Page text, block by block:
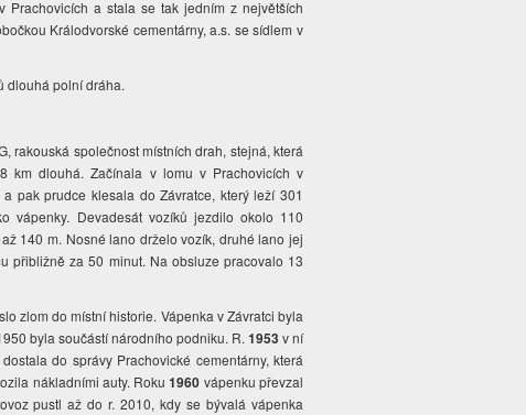
a stala se tak jedním z největších
Králodvorské cementárny, a.s. se sídlem v
dlouhá polní dráha.
rakouská společnost místních drah, stejná, která
km dlouhá. Začínala v lomu v Prachovicích v
pak prudce klesala do Závratce, který leží 301
vápenky. Devadesát vozíků jezdilo okolo 110
140 m. Nosné lano drželo vozík, druhé lano jej
přibližně za 50 minut. Na obsluze pracovalo 13
zlom do místní historie. Vápenka v Závratci byla
byla součástí národního podniku. R. 1953v ní
do správy Prachovické cementárny, která
nákladními auty. Roku1960 vápenku převzal
pustl až do r. 2010, kdy se bývalá vápenka